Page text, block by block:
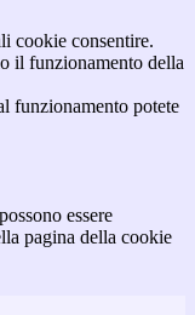
cookie consentire.
il funzionamento della
funzionamento potete
essere
pagina della cookie